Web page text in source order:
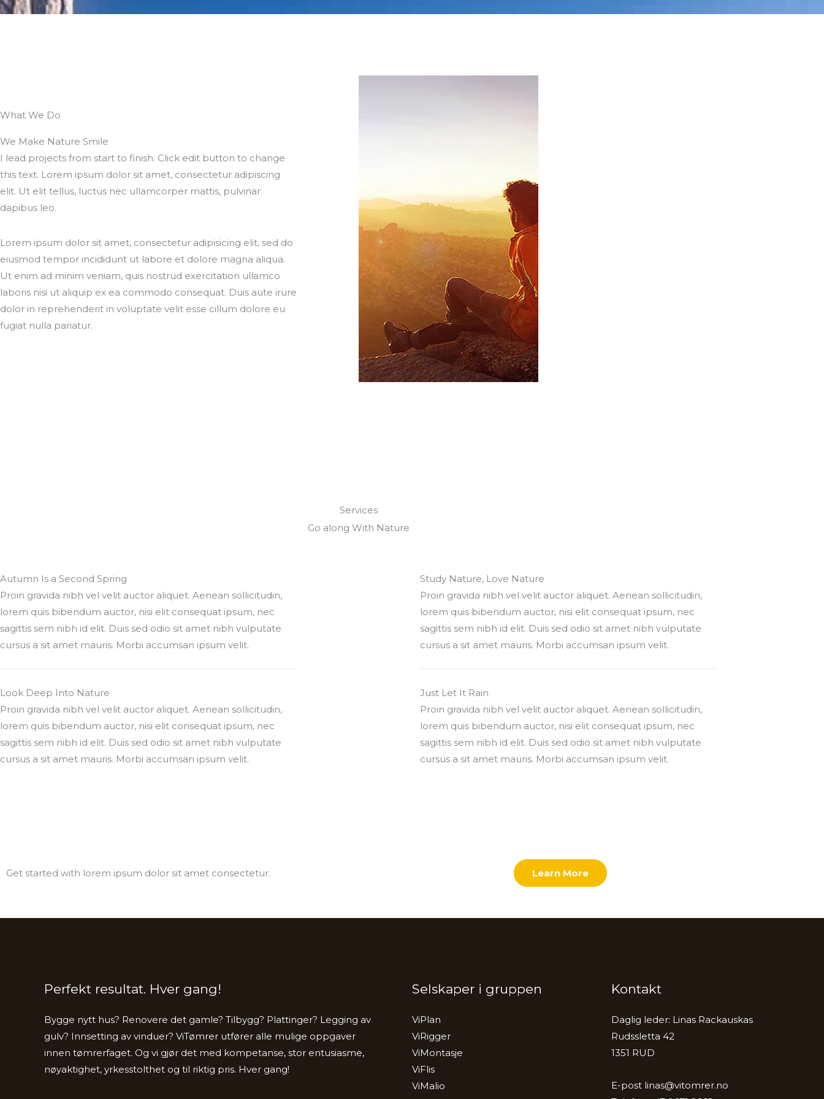
What We Do
We Make Nature Smile
I lead projects from start to finish. Click edit button to change
this text. Lorem ipsum dolor sit amet, consectetur adipiscing
elit. Ut elit tellus, luctus nec ullamcorper mattis, pulvinar
dapibus leo.
Lorem ipsum dolor sit amet, consectetur adipisicing elit, sed do
eiusmod tempor incididunt ut labore et dolore magna aliqua.
Ut enim ad minim veniam, quis nostrud exercitation ullamco
laboris nisi ut aliquip ex ea commodo consequat. Duis aute irure
dolor in reprehenderit in voluptate velit esse cillum dolore eu
fugiat nulla pariatur.
Services
Go along With Nature
Autumn Is a Second Spring
Proin gravida nibh vel velit auctor aliquet. Aenean sollicitudin,
lorem quis bibendum auctor, nisi elit consequat ipsum, nec
sagittis sem nibh id elit. Duis sed odio sit amet nibh vulputate
cursus a sit amet mauris. Morbi accumsan ipsum velit.
Look Deep Into Nature
Proin gravida nibh vel velit auctor aliquet. Aenean sollicitudin,
lorem quis bibendum auctor, nisi elit consequat ipsum, nec
sagittis sem nibh id elit. Duis sed odio sit amet nibh vulputate
cursus a sit amet mauris. Morbi accumsan ipsum velit.
Study Nature, Love Nature
Proin gravida nibh vel velit auctor aliquet. Aenean sollicitudin,
lorem quis bibendum auctor, nisi elit consequat ipsum, nec
sagittis sem nibh id elit. Duis sed odio sit amet nibh vulputate
cursus a sit amet mauris. Morbi accumsan ipsum velit.
Just Let It Rain
Proin gravida nibh vel velit auctor aliquet. Aenean sollicitudin,
lorem quis bibendum auctor, nisi elit consequat ipsum, nec
sagittis sem nibh id elit. Duis sed odio sit amet nibh vulputate
cursus a sit amet mauris. Morbi accumsan ipsum velit.
Get started with lorem ipsum dolor sit amet consectetur. Learn More
Perfekt resultat. Hver gang!
Bygge nytt hus? Renovere det gamle? Tilbygg? Plattinger? Legging av
gulv? Innsetting av vinduer? ViTømrer utfører alle mulige oppgaver
innen tømrerfaget. Og vi gjør det med kompetanse, stor entusiasme,
nøyaktighet, yrkesstolthet og til riktig pris. Hver gang!
Selskaper i gruppen
ViPlan
ViRigger
ViMontasje
ViFlis
ViMalio
Kontakt
Daglig leder: Linas Rackauskas
Rudssletta 42
1351 RUD
E-post linas@vitomrer.no